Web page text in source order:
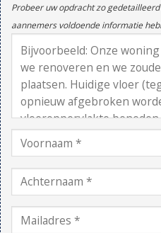
Probeer uw opdracht zo
aannemers voldoende informatie